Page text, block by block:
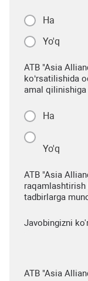
Ha
Yo'q
ATB "Asia
ko‘rsatilishida
amal
Ha
Yo'q
ATB "Asia
raqamlashtirish
tadbirlarga
Javobingizni
ATB "Asia